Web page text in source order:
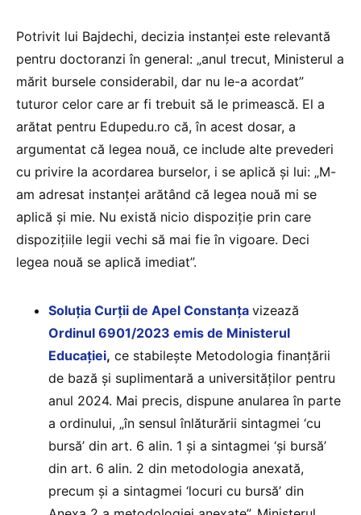
Potrivit lui Bajdechi, decizia instanței este relevantă
pentru doctoranzi în general: „anul trecut, Ministerul a
mărit bursele considerabil, dar nu le-a acordat”
tuturor celor care ar fi trebuit să le primească. El a
arătat pentru Edupedu.ro că, în acest dosar, a
argumentat că legea nouă, ce include alte prevederi
cu privire la acordarea burselor, i se aplică și lui: „M-
am adresat instanței arătând că legea nouă mi se
aplică și mie. Nu există nicio dispoziție prin care
dispozițiile legii vechi să mai fie în vigoare. Deci
legea nouă se aplică imediat”.
Soluția Curții de Apel Constanța vizează
Ordinul 6901/2023 emis de Ministerul
Educației, ce stabilește Metodologia finanțării
de bază și suplimentară a universităților pentru
anul 2024. Mai precis, dispune anularea în parte
a ordinului, „în sensul înlăturării sintagmei ‘cu
bursă’ din art. 6 alin. 1 și a sintagmei ‘și bursă’
din art. 6 alin. 2 din metodologia anexată,
precum și a sintagmei ‘locuri cu bursă’ din